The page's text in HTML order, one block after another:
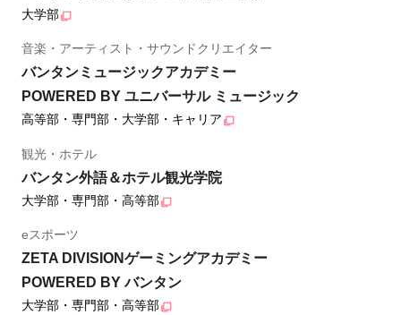
大学部
音楽・アーティスト・サウンドクリエイター
バンタンミュージックアカデミー
POWERED BY ユニバーサル ミュージック
高等部・専門部・大学部・キャリア
観光・ホテル
バンタン外語＆ホテル観光学院
大学部・専門部・高等部
eスポーツ
ZETA DIVISIONゲーミングアカデミー
POWERED BY バンタン
大学部・専門部・高等部